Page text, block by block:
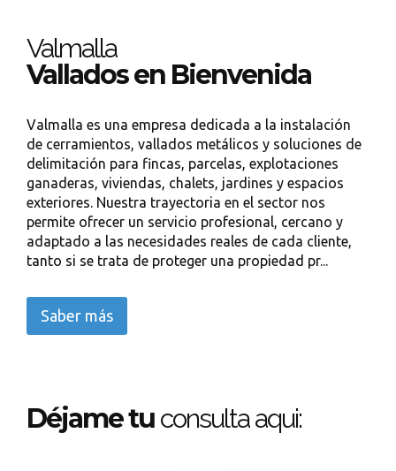
Valmalla
Vallados en Bienvenida
Valmalla es una empresa dedicada a la instalación
de cerramientos, vallados metálicos y soluciones de
delimitación para fincas, parcelas, explotaciones
ganaderas, viviendas, chalets, jardines y espacios
exteriores. Nuestra trayectoria en el sector nos
permite ofrecer un servicio profesional, cercano y
adaptado a las necesidades reales de cada cliente,
tanto si se trata de proteger una propiedad pr...
Saber más
Déjame tu consulta aqui: